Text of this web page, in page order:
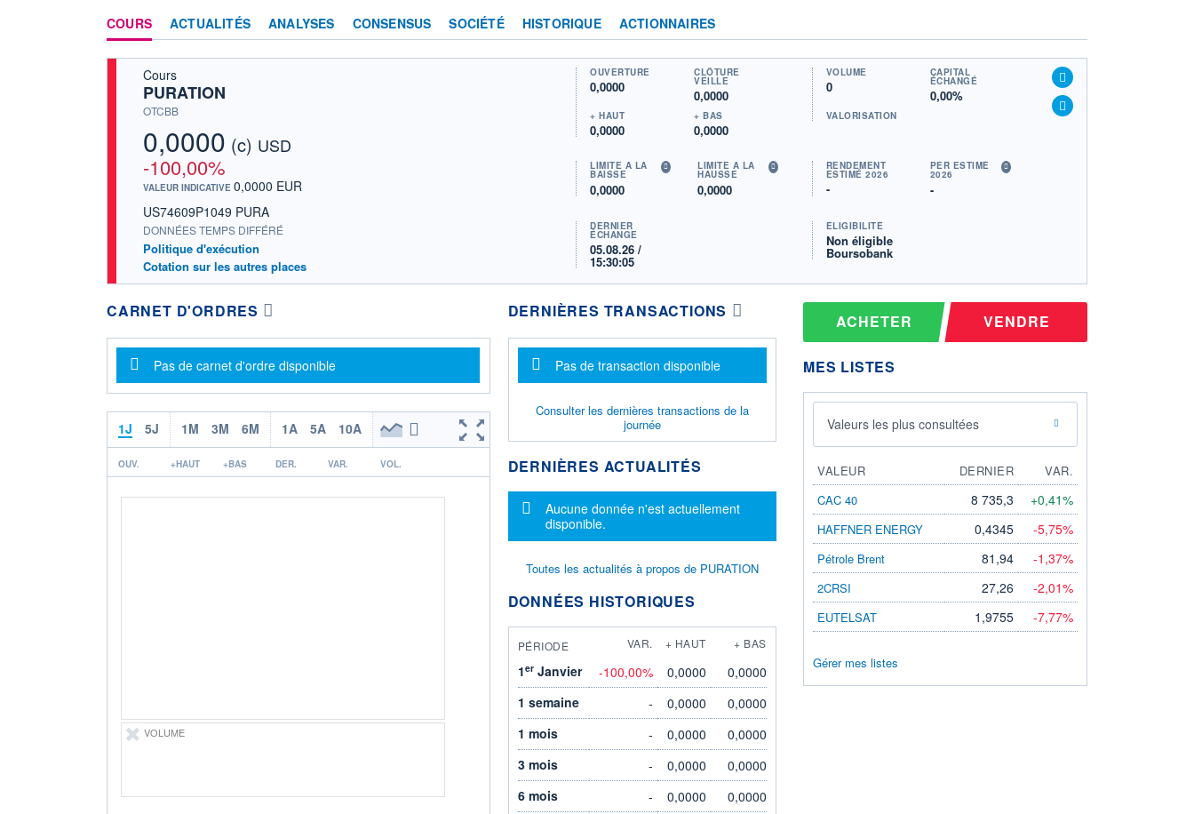
COURS ACTUALITÉS ANALYSES CONSENSUS SOCIÉTÉ HISTORIQUE ACTIONNAIRES
Cours
PURATION
OTCBB
0,0000 (c) USD
-100,00%
VALEUR INDICATIVE 0,0000 EUR
US74609P1049 PURA
DONNÉES TEMPS DIFFÉRÉ
Politique d'exécution
Cotation sur les autres places
OUVERTURE
0,0000
CLÔTURE
VEILLE
0,0000
+ HAUT
0,0000
+ BAS
0,0000
VOLUME
0
CAPITAL
ÉCHANGÉ
0,00%
VALORISATION
LIMITE À LA
BAISSE
0,0000
LIMITE À LA
HAUSSE
0,0000
RENDEMENT
ESTIMÉ 2026
-
PER ESTIMÉ
2026
-
DERNIER
ÉCHANGE
05.08.26 /
15:30:05
ÉLIGIBILITÉ
Non éligible
Boursobank
CARNET D'ORDRES
Message d'information
Pas de carnet d'ordre disponible
1J 5J 1M 3M 6M 1A 5A 10A
OUV. +HAUT +BAS DER. VAR. VOL.
VOLUME
DERNIÈRES TRANSACTIONS
Message d'information
Pas de transaction disponible
Consulter les dernières transactions de la
journée
DERNIÈRES ACTUALITÉS
Message d'information
Aucune donnée n'est actuellement
disponible.
Toutes les actualités à propos de PURATION
DONNÉES HISTORIQUES
PÉRIODE VAR. + HAUT + BAS
1erJanvier -100,00% 0,0000
0,0000
1 semaine
- 0,0000
0,0000
1 mois
- 0,0000
0,0000
3 mois
- 0,0000
0,0000
6 mois
- 0,0000
0,0000
ACHETER VENDRE
MES LISTES
Valeurs les plus consultées
VALEUR DERNIER
VAR.
CAC 40
8 735,3 +0,41%
HAFFNER ENERGY 0,4345 -5,75%
Pétrole Brent 81,94 -1,37%
2CRSI 27,26 -2,01%
EUTELSAT 1,9755 -7,77%
Gérer mes listes